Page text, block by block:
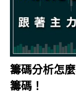
籌碼分析怎
籌碼！